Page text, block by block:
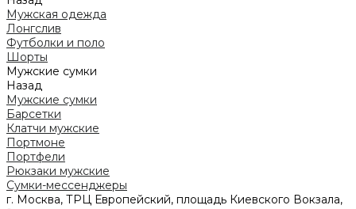
Мужская одежда
Лонгслив
Футболки и поло
Шорты
Мужские сумки
Назад
Мужские сумки
Барсетки
Клатчи мужские
Портмоне
Портфели
Рюкзаки мужские
Сумки-мессенджеры
г. Москва, ТРЦ Европейский, площадь Киевского Вокзала,